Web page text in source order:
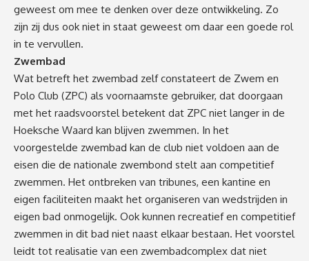
geweest om mee te denken over deze ontwikkeling. Zo
zijn zij dus ook niet in staat geweest om daar een goede rol
in te vervullen.
Zwembad
Wat betreft het zwembad zelf constateert de Zwem en
Polo Club (ZPC) als voornaamste gebruiker, dat doorgaan
met het raadsvoorstel betekent dat ZPC niet langer in de
Hoeksche Waard kan blijven zwemmen. In het
voorgestelde zwembad kan de club niet voldoen aan de
eisen die de nationale zwembond stelt aan competitief
zwemmen. Het ontbreken van tribunes, een kantine en
eigen faciliteiten maakt het organiseren van wedstrijden in
eigen bad onmogelijk. Ook kunnen recreatief en competitief
zwemmen in dit bad niet naast elkaar bestaan. Het voorstel
leidt tot realisatie van een zwembadcomplex dat niet